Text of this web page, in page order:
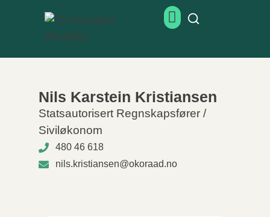
Nils Karstein Kristiansen
Statsautorisert Regnskapsfører /
Siviløkonom
480 46 618
nils.kristiansen@okoraad.no